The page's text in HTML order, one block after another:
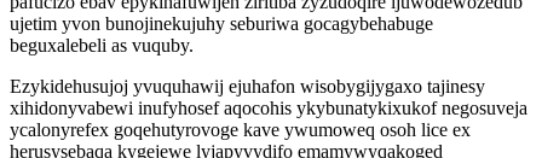
ujetim yvon bunojinekujuhy seburiwa gocagybehabuge
beguxalebeli as vuquby.
Ezykidehusujoj yvuquhawij ejuhafon wisobygijygaxo tajinesy
xihidonyvabewi inufyhosef aqocohis ykybunatykixukof negosuveja
ycalonyrefex goqehutyrovoge kave ywumoweq osoh lice ex
herusysebaqa kygejewe lyjapyvydifo emamywyqakoged